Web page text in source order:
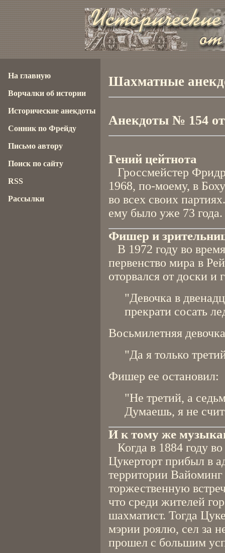
Шахматные
Анекдоты № 154 от
Гений цейтнота
Гроссмейстер
1968, по-моему, в
во всех своих
ему было уже 73 года.
Фишер и
В 1972 году во
первенство мира в
оторвался от доски и
"Девочка в
прекрати сосать
Восьмилетняя
"Да я только
Фишер ее остановил:
"Не третий, а
Думаешь, я не
И к тому же
Когда в 1884 году
Цукерторт прибыл в
территории
торжественную
что среди жителей
шахматист. Тогда
мэрии роялю, сел за
прошел с большим
На главную
Ворчалки об истории
Исторические анекдоты
Сонник по Фрейду
Письмо автору
Поиск по сайту
RSS
Рассылки